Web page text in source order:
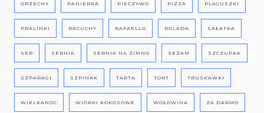
ORZECHY PANIERKA PIECZYWO PIZZA PLACUSZKI
PRALINKI RACUCHY RAFAELLO ROLADA SAŁATKA
SER SERNIK SERNIK NA ZIMNO SEZAM SZCZUPAK
SZPARAGI SZPINAK TARTA TORT TRUSKAWKI
WIELKANOC WIÓRKI KOKOSOWE WOŁOWINA ZA DARMO